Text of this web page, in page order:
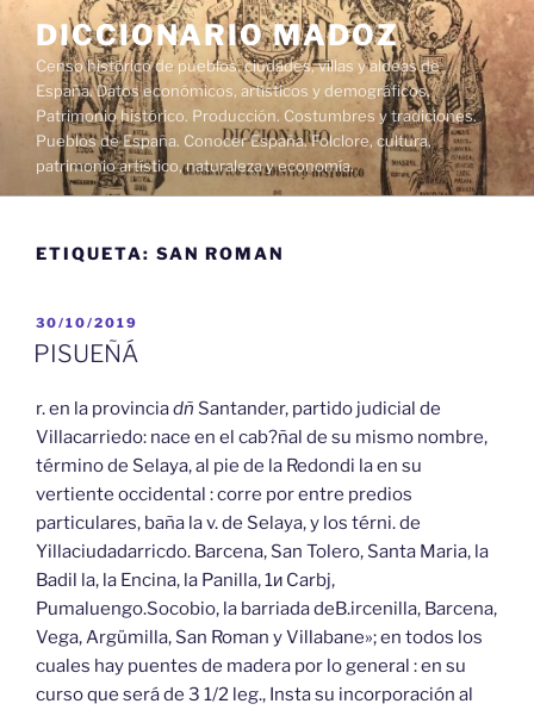
contenido
DICCIONARIO MADOZ
Censo histórico de pueblos, ciudades, villas y aldeas de
España. Datos económicos, artísticos y demográficos.
Patrimonio histórico. Producción. Costumbres y tradiciones.
Pueblos de España. Conocer España. Folclore, cultura,
patrimonio artístico, naturaleza y economía.
ETIQUETA: SAN ROMAN
PUBLICADO
EL
30/10/2019
PISUEÑÁ
r. en la provinciadñ Santander, partido judicial de
Villacarriedo: nace en el cab?ñal de su mismo nombre,
término de Selaya, al pie de la Redondi la en su
vertiente occidental : corre por entre predios
particulares, baña la v. de Selaya, y los térni. de
Yillaciudadarricdo. Barcena, San Tolero, Santa Maria, la
Badil la, la Encina, la Panilla, 1и Carbj,
Pumaluengo.Socobio, la barriada deB.ircenilla, Barcena,
Vega, Argümilla, San Roman y Villabane»; en todos los
cuales hay puentes de madera por lo general : en su
curso que será de 3 1/2 leg., Insta su incorporación al